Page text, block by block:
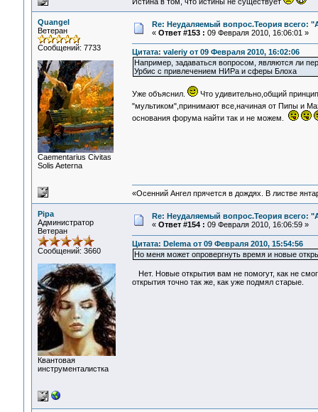
Quangel
Ветеран
Сообщений: 7733
Сaementarius Civitas
Solis Aeterna
Re: Неудаляемый вопрос.Теория всего:
« Ответ #153 : 09 Февраля 2010, 16:06:01 »
Цитата: valeriy от 09 Февраля 2010, 16:02:06
Например, задаваться вопросом, являются ли
Урбис с привлечением НИРа и сферы Блоха
Уже объяснил.
Что удивительно,общий
"мультиком",принимают все,начиная от Пипы и
основания форума найти так и не можем.
«Осенний Ангел прячется в дождях. В листве
Pipa
Администратор
Ветеран
Сообщений: 3660
Квантовая
инструменталистка
Re: Неудаляемый вопрос.Теория всего:
« Ответ #154 : 09 Февраля 2010, 16:06:59 »
Цитата: Delema от 09 Февраля 2010, 15:54:56
Но меня может опровергнуть время и новые
Нет. Новые открытия вам не помогут, как не
открытия точно так же, как уже подмял старые.